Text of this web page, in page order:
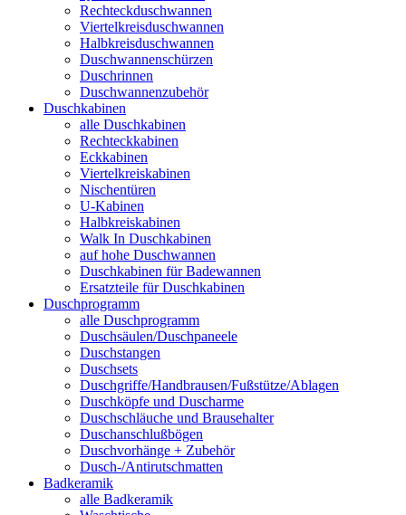
Rechteckduschwannen
Viertelkreisduschwannen
Halbkreisduschwannen
Duschwannenschürzen
Duschrinnen
Duschwannenzubehör
Duschkabinen
alle Duschkabinen
Rechteckkabinen
Eckkabinen
Viertelkreiskabinen
Nischentüren
U-Kabinen
Halbkreiskabinen
Walk In Duschkabinen
auf hohe Duschwannen
Duschkabinen für Badewannen
Ersatzteile für Duschkabinen
Duschprogramm
alle Duschprogramm
Duschsäulen/Duschpaneele
Duschstangen
Duschsets
Duschgriffe/Handbrausen/Fußstütze/Ablagen
Duschköpfe und Duscharme
Duschschläuche und Brausehalter
Duschanschlußbögen
Duschvorhänge + Zubehör
Dusch-/Antirutschmatten
Badkeramik
alle Badkeramik